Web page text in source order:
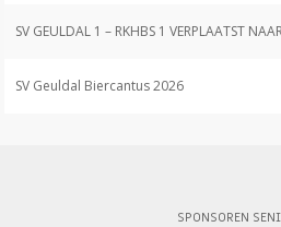
SV GEULDAL 1 – RKHBS 1 VERPLAATST
SV Geuldal Biercantus 2026
SPONSOREN